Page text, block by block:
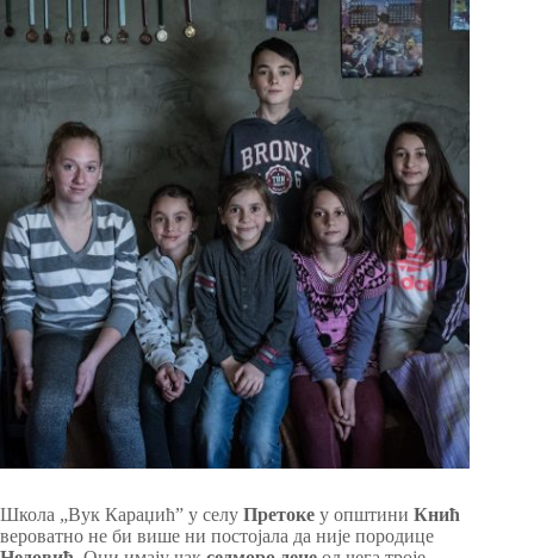
Школа „Вук Караџићˮ у селу Претоке у општини Кнић
вероватно не би више ни постојала да није породице